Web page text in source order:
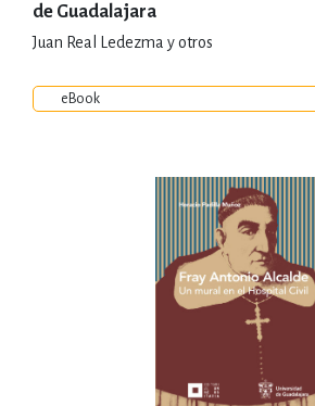
de Guadalajara
Juan Real Ledezma y otros
eBook